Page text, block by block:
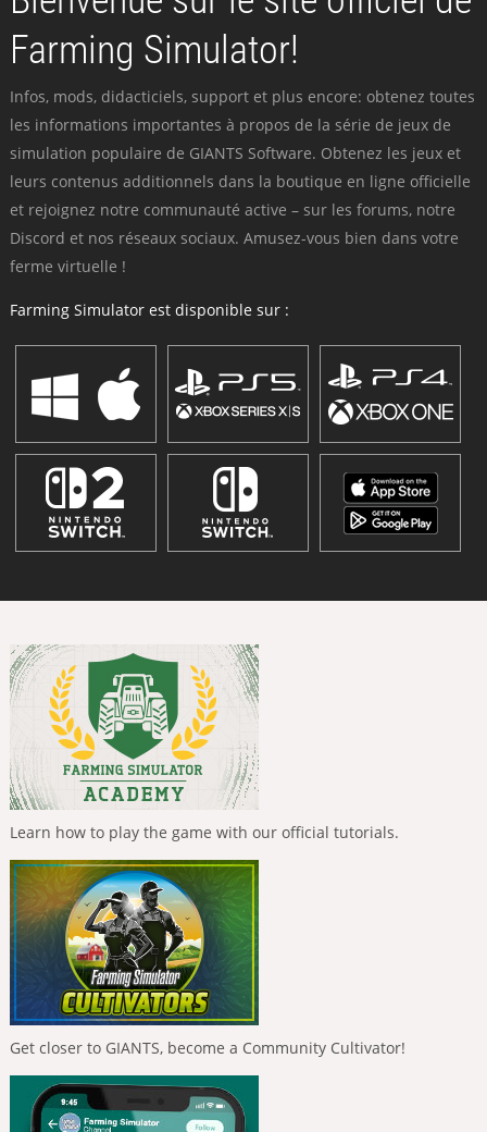
Farming Simulator!
Infos, mods, didacticiels, support et plus encore: obtenez toutes
les informations importantes à propos de la série de jeux de
simulation populaire de GIANTS Software. Obtenez les jeux et
leurs contenus additionnels dans la boutique en ligne officielle
et rejoignez notre communauté active – sur les forums, notre
Discord et nos réseaux sociaux. Amusez-vous bien dans votre
ferme virtuelle !
Farming Simulator est disponible sur :
Learn how to play the game with our official tutorials.
Get closer to GIANTS, become a Community Cultivator!